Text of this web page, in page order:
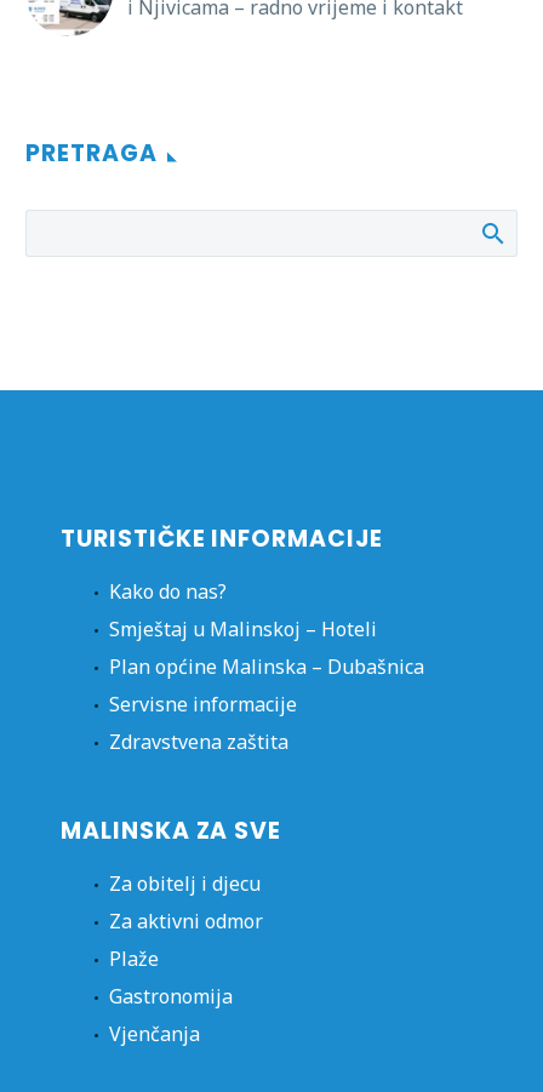
i Njivicama – radno vrijeme i kontakt
PRETRAGA
TURISTIČKE INFORMACIJE
Kako do nas?
Smještaj u Malinskoj – Hoteli
Plan općine Malinska – Dubašnica
Servisne informacije
Zdravstvena zaštita
MALINSKA ZA SVE
Za obitelj i djecu
Za aktivni odmor
Plaže
Gastronomija
Vjenčanja